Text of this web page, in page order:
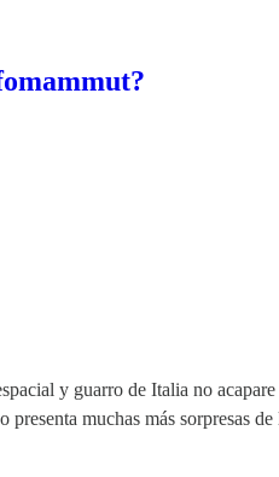
y guarro de Italia no
muchas más sorpresas